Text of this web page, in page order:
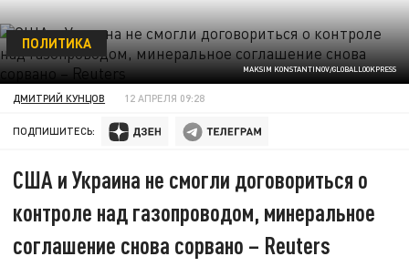
MAKSIM KONSTANTINOV/GLOBALLOOKPRESS
ПОЛИТИКА
ДМИТРИЙ КУНЦОВ 12 АПРЕЛЯ 09:28
ПОДПИШИТЕСЬ:
США и Украина не смогли договориться о
контроле над газопроводом, минеральное
соглашение снова сорвано – Reuters